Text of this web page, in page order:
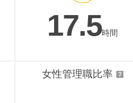
17.5時間
女性管理職比率 ？